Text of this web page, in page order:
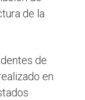
de la
de
en